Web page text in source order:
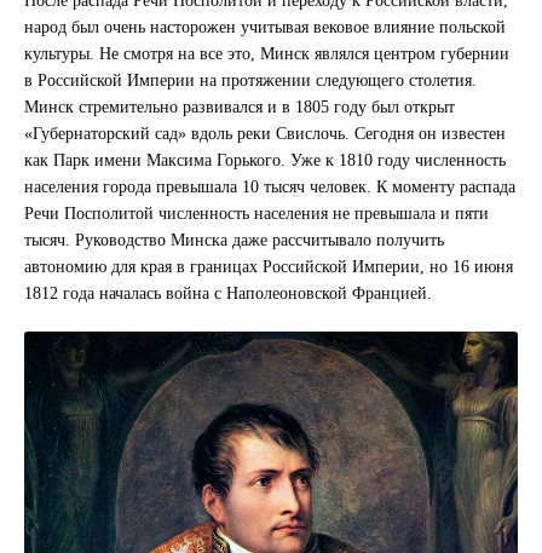
народ был очень насторожен учитывая вековое влияние польской
культуры. Не смотря на все это, Минск являлся центром губернии
в Российской Империи на протяжении следующего столетия.
Минск стремительно развивался и в 1805 году был открыт
«Губернаторский сад» вдоль реки Свислочь. Сегодня он известен
как Парк имени Максима Горького. Уже к 1810 году численность
населения города превышала 10 тысяч человек. К моменту распада
Речи Посполитой численность населения не превышала и пяти
тысяч. Руководство Минска даже рассчитывало получить
автономию для края в границах Российской Империи, но 16 июня
1812 года началась война с Наполеоновской Францией.